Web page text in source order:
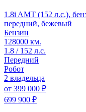
1.8i AMT (152 л.с.),
передний, бежевый
Бензин
128000 км.
1.8 / 152 л.с.
Передний
Робот
2 владельца
от 399 000 ₽
699 900 ₽